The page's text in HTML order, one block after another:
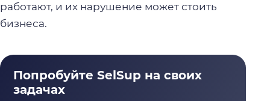
работают, и их нарушение может стоить
бизнеса.